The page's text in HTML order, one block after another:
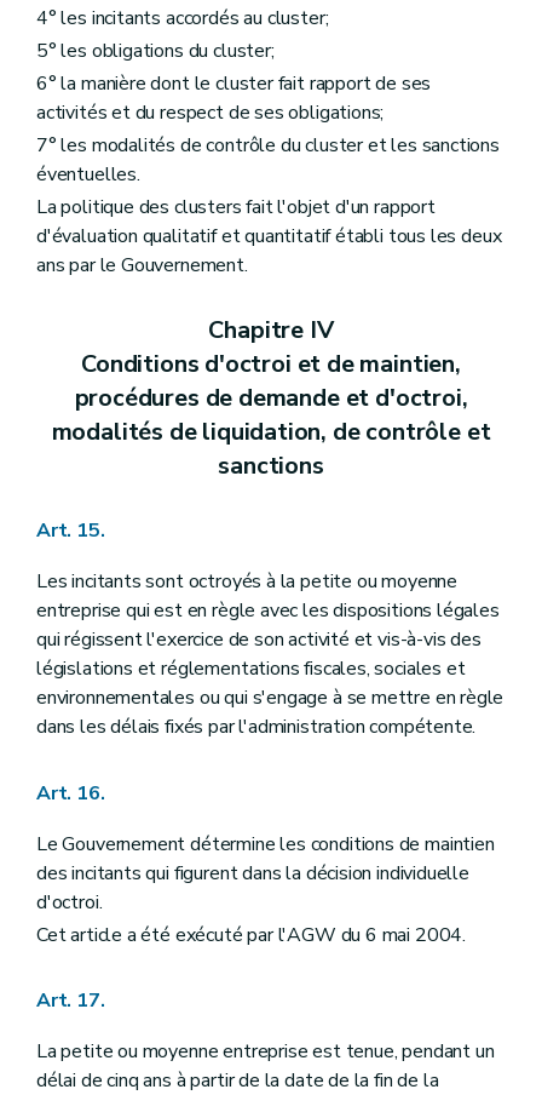
4° les incitants accordés au cluster;
5° les obligations du cluster;
6° la manière dont le cluster fait rapport de ses
activités et du respect de ses obligations;
7° les modalités de contrôle du cluster et les sanctions
éventuelles.
La politique des clusters fait l'objet d'un rapport
d'évaluation qualitatif et quantitatif établi tous les deux
ans par le Gouvernement.
Chapitre IV
Conditions d'octroi et de maintien,
procédures de demande et d'octroi,
modalités de liquidation, de contrôle et
sanctions
Art. 15.
Les incitants sont octroyés à la petite ou moyenne
entreprise qui est en règle avec les dispositions légales
qui régissent l'exercice de son activité et vis-à-vis des
législations et réglementations fiscales, sociales et
environnementales ou qui s'engage à se mettre en règle
dans les délais fixés par l'administration compétente.
Art. 16.
Le Gouvernement détermine les conditions de maintien
des incitants qui figurent dans la décision individuelle
d'octroi.
Cet article a été exécuté par l'AGW du 6 mai 2004.
Art. 17.
La petite ou moyenne entreprise est tenue, pendant un
délai de cinq ans à partir de la date de la fin de la